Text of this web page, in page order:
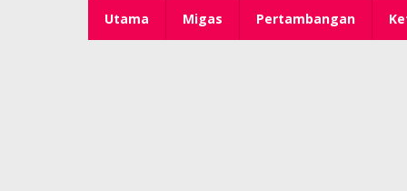
Utama Migas Pertambangan